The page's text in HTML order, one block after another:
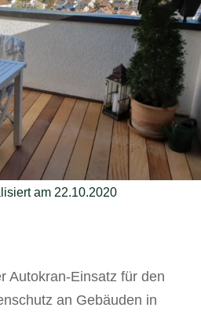
am 22.10.2020
Autokran-Einsatz für den
an Gebäuden in